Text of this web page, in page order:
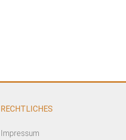
RECHTLICHES
Impressum